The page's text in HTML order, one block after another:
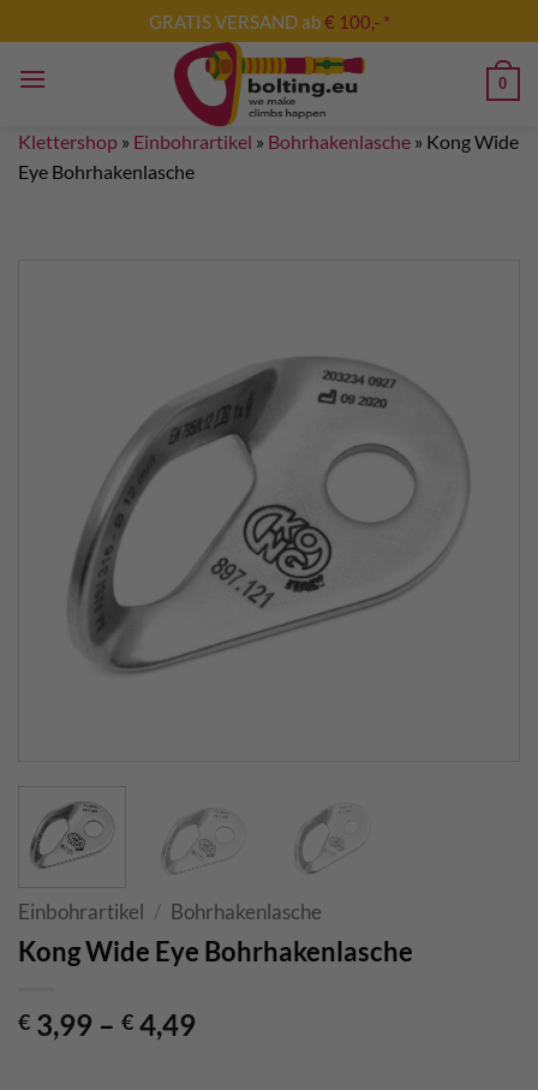
Inhalt
springen
GRATIS VERSAND ab€ 100,- *
0
Klettershop » Einbohrartikel » Bohrhakenlasche » Kong Wide
Eye Bohrhakenlasche
Einbohrartikel / Bohrhakenlasche
Kong Wide Eye Bohrhakenlasche
€ 3,99 – € 4,49